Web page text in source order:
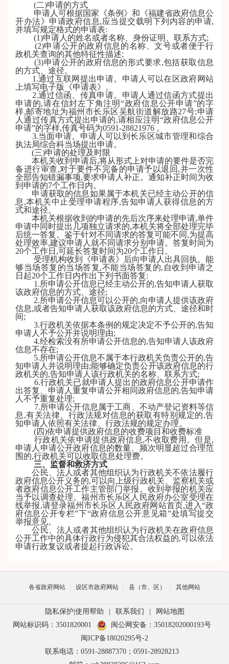
(二)申请的方式
申请人可根据国家《条例》和《福建省政府信息公
开办法》申请政府信息,应当提交载明下列内容的申请,
并填写规定格式的申请表:
(1)申请人的姓名或者名称、身份证明、联系方式;
(2)申请公开的政府信息的名称、文号或者便于行
政机关查询的其他特征性描述;
(3)申请公开的政府信息的形式要求,包括获取信息
的方式、途径。
1.通过互联网提出申请。申请人可以在区政府网站
上填写电子版《申请表》。
2.通过信函、传真申请。申请人通过信函方式提出
申请的,请在信封左下角注明“政府信息公开申请”的字
样,邮寄地址为福州市长乐区吴航街道解放路27号;申请
人通过传真方式提出申请的,请相应注明“政府信息公开
申请”的字样,传真号码为0591-28821976 。
3.当面申请。申请人可以到长乐区城市管理和综合
执法局综合科当场提出申请。
(三)申请的处理及时限
本机关收到申请后,将从形式上对申请的要件是否完
备进行审查,对于要件不完备的申请予以退回,并一次性
全部告知错漏事项,要求申请人补正。通知补正时间为收
到申请的7个工作日内。
申请获取的信息如果属于本机关已经主动公开的信
息,本机关中止受理申请程序,告知申请人获得信息的方
式和途径。
本机关根据收到的申请的先后次序来处理申请,单件
申请中同时提出几项独立请求的,本机关将全部处理完毕
后统一答复。鉴于针对不同请求的答复可能不同,为提高
处理效率,建议申请人就不同请求分别申请。答复时间为
20个工作日,可延长答复时间为20个工作日。
受理机构收到《申请表》后向申请人出具回执。能
够当场答复的当场答复,不能当场答复的,自收到申请之
日起20个工作日内作出下列书面答复:
1.所申请公开信息已经主动公开的,告知申请人获取
该政府信息的方式、途径;
2.所申请公开信息可以公开的,向申请人提供该政府
信息,或者告知申请人获取该政府信息的方式、途径和时
间;
3.行政机关依据本条例的规定决定不予公开的,告知
申请人不予公开并说明理由;
4.经检索没有所申请公开信息的,告知申请人该政府
信息不存在;
5.所申请公开信息不属于本行政机关负责公开的,告
知申请人并说明理由;能够确定负责公开该政府信息的行
政机关的,告知申请人该行政机关的名称、联系方式;
6.行政机关已就申请人提出的政府信息公开申请作
出答复、申请人重复申请公开相同政府信息的,告知申请
人不予重复处理;
7.所申请公开信息属于工商、不动产登记资料等信
息,有关法律、行政法规对信息的获取有特别规定的,告
知申请人依照有关法律、行政法规的规定办理。
(四)依申请提供政府信息的收费项目和收费标准
行政机关依申请提供政府信息,不收取费用。但是,
申请人申请公开政府信息的数量、频次明显超过合理范
围的,行政机关可以收取信息处理费。
三、监督和救济方式
公民、法人或者其他组织认为行政机关不依法履行
政府信息公开义务的,可以向上级行政机关、监察机关或
者政府信息公开工作主管部门举报。收到举报的机关应
当予以调查处理。福州市长乐区人民政府办公室受理在
线举报,请登录福州市长乐区人民政府网站首页,进入“政
府信息公开专栏”下“政府信息公开意见箱”处填写提交
举报意见。
公民、法人或者其他组织认为行政机关在政府信息
公开工作中的具体行政行为侵犯其合法权益的,可以依法
申请行政复议或者提起行政诉讼。
各省政府网站 设区市政府网站 县（市、区） 其他网站
隐私保护 使用帮助 联系我们
网站地图
网站标识码：3501820001
闽公网安备：35018202000193号
闽ICP备18020295号-2
联系电话：0591-28887370；0591-28928213